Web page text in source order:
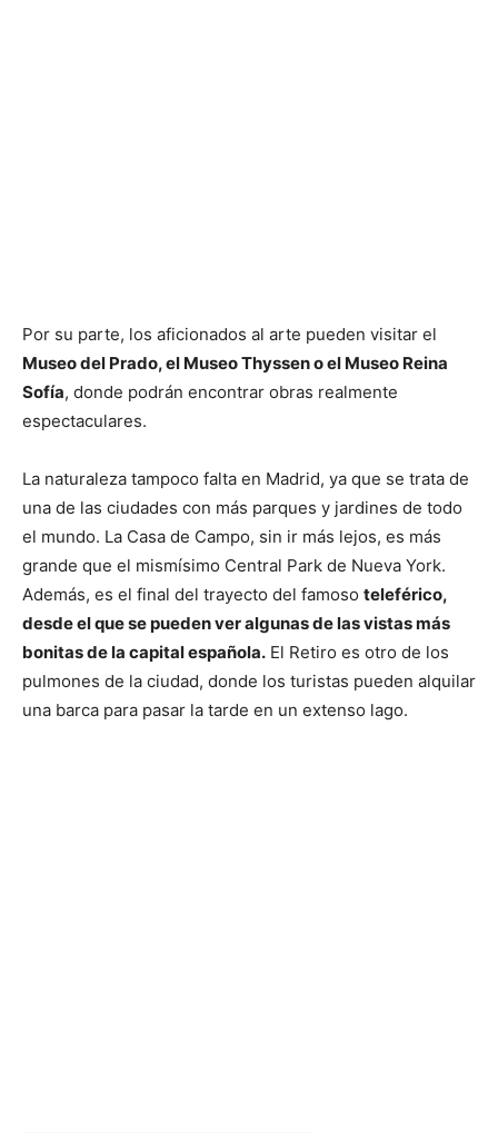
Por su parte, los aficionados al arte pueden visitar el
Museo del Prado, el Museo Thyssen o el Museo Reina
Sofía, donde podrán encontrar obras realmente
espectaculares.
La naturaleza tampoco falta en Madrid, ya que se trata de
una de las ciudades con más parques y jardines de todo
el mundo. La Casa de Campo, sin ir más lejos, es más
grande que el mismísimo Central Park de Nueva York.
Además, es el final del trayecto del famoso teleférico,
desde el que se pueden ver algunas de las vistas más
bonitas de la capital española. El Retiro es otro de los
pulmones de la ciudad, donde los turistas pueden alquilar
una barca para pasar la tarde en un extenso lago.